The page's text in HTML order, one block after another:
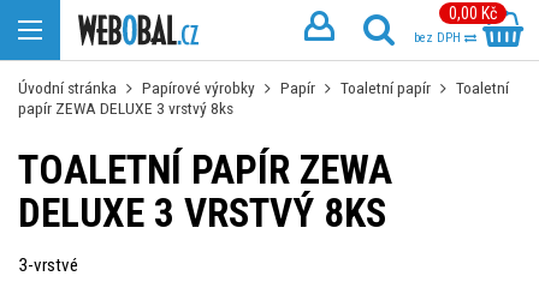
0,00 Kč
bez DPH
Úvodní stránka Papírové výrobky Papír Toaletní papír
Toaletní
papír ZEWA DELUXE 3 vrstvý 8ks
TOALETNÍ PAPÍR ZEWA
DELUXE 3 VRSTVÝ 8KS
3-vrstvé